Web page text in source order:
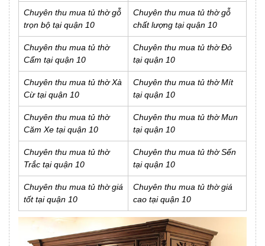
Chuyên thu mua tủ thờ gỗ
trọn bộ tại quận 10
Chuyên thu mua tủ thờ gỗ
chất lượng tại quận 10
Chuyên thu mua tủ thờ
Cẩm tại quận 10
Chuyên thu mua tủ thờ Đỏ
tại quận 10
Chuyên thu mua tủ thờ Xà
Cừ tại quận 10
Chuyên thu mua tủ thờ Mít
tại quận 10
Chuyên thu mua tủ thờ
Căm Xe tại quận 10
Chuyên thu mua tủ thờ Mun
tại quận 10
Chuyên thu mua tủ thờ
Trắc tại quận 10
Chuyên thu mua tủ thờ Sến
tại quận 10
Chuyên thu mua tủ thờ giá
tốt tại quận 10
Chuyên thu mua tủ thờ giá
cao tại quận 10